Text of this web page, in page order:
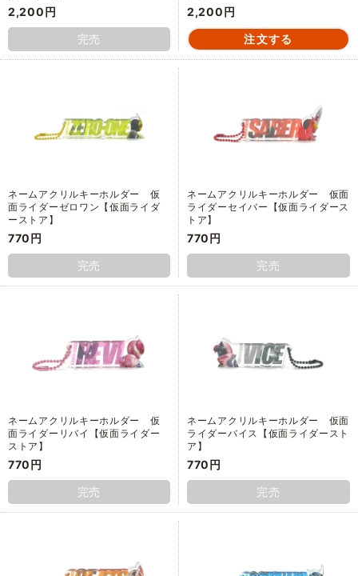
2,200円
完売
2,200円
ネームアクリルキーホルダー 仮
面ライダーゼロワン【仮面ライダ
ーストア】
770円
完売
ネームアクリルキーホルダー 仮面
ライダーセイバー【仮面ライダース
トア】
770円
完売
ネームアクリルキーホルダー 仮
面ライダーリバイ【仮面ライダー
ストア】
770円
完売
ネームアクリルキーホルダー 仮面
ライダーバイス【仮面ライダースト
ア】
770円
完売